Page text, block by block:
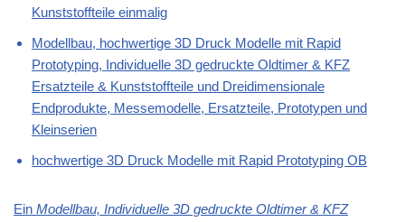
Kunststoffteile einmalig
Modellbau, hochwertige 3D Druck Modelle mit Rapid
Prototyping, Individuelle 3D gedruckte Oldtimer & KFZ
Ersatzteile & Kunststoffteile und Dreidimensionale
Endprodukte, Messemodelle, Ersatzteile, Prototypen und
Kleinserien
hochwertige 3D Druck Modelle mit Rapid Prototyping OB
Ein Modellbau, Individuelle 3D gedruckte Oldtimer & KFZ